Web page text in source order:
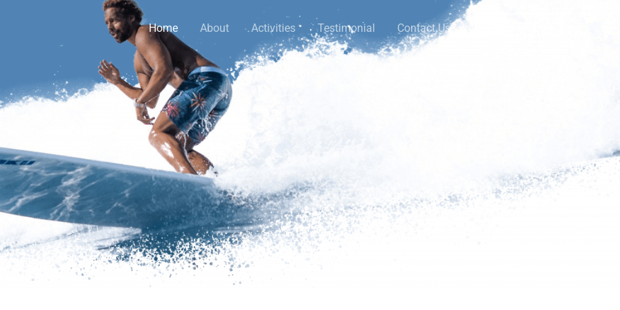
Home About Activities Testimonial Contact Us
Miami Beach Water Sport